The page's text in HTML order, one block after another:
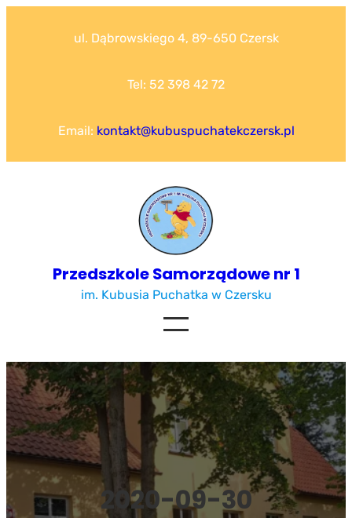
ul. Dąbrowskiego 4, 89-650 Czersk
Tel: 52 398 42 72
Email: kontakt@kubuspuchatekczersk.pl
Przedszkole Samorządowe nr 1
im. Kubusia Puchatka w Czersku
2020-09-30